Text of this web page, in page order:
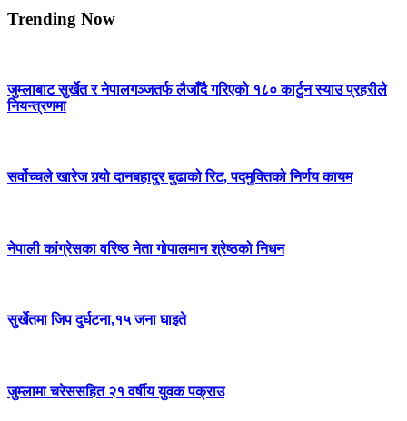
Trending Now
जुम्लाबाट सुर्खेत र नेपालगञ्जतर्फ लैजाँदै गरिएको १८० कार्टुन स्याउ प्रहरीले
नियन्त्रणमा
सर्वोच्चले खारेज गर्‍यो दानबहादुर बुढाको रिट, पदमुक्तिको निर्णय कायम
नेपाली कांग्रेसका वरिष्ठ नेता गोपालमान श्रेष्ठको निधन
सुर्खेतमा जिप दुर्घटना,१५ जना घाइते
जुम्लामा चरेससहित २१ वर्षीय युवक पक्राउ